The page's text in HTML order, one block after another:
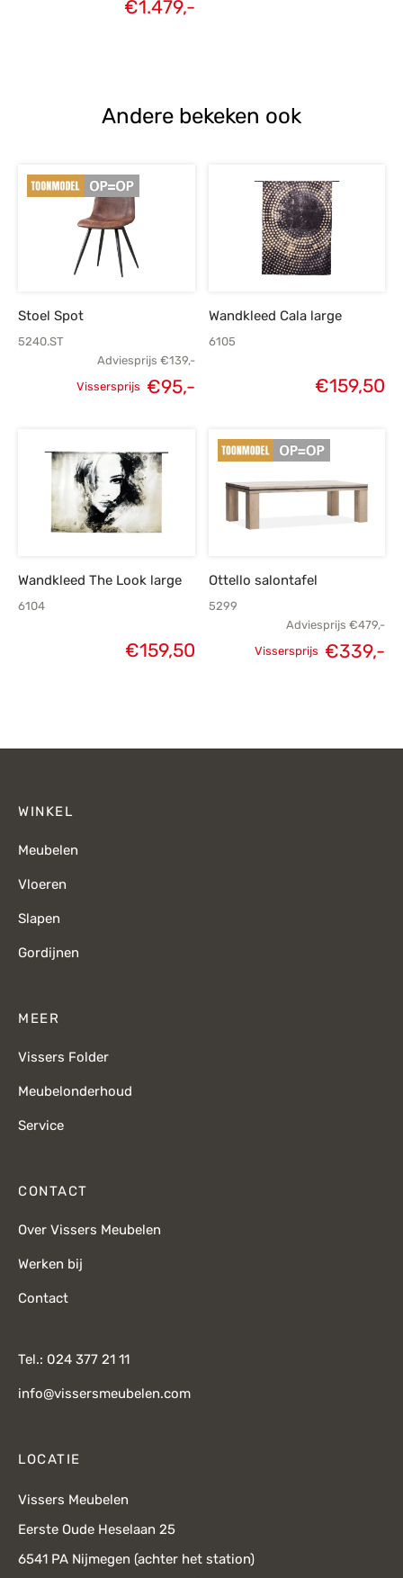
prijs was:
€1.479,-
Andere bekeken ook
Stoel Spot
5240.ST
Adviesprijs €139,-
Oorspronkelijke
€139,-.
Vissersprijs €95,-Huidige
€95,-.
Wandkleed Cala large
6105
€159,50
Wandkleed The Look large
6104
€159,50
Ottello salontafel
5299
Adviesprijs €479,-
Vissersprijs €339,-
WINKEL
Meubelen
Vloeren
Slapen
Gordijnen
MEER
Vissers Folder
Meubelonderhoud
Service
CONTACT
Over Vissers Meubelen
Werken bij
Contact
Tel.: 024 377 21 11
info@vissersmeubelen.com
LOCATIE
Vissers Meubelen
Eerste Oude Heselaan 25
6541 PA Nijmegen (achter het station)